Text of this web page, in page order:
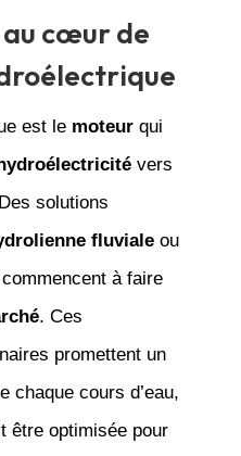
cœur de
est le moteurqui
vers
solutions
fluvialeou
à faire
. Ces
promettent un
chaque cours d’eau,
être optimisée pour